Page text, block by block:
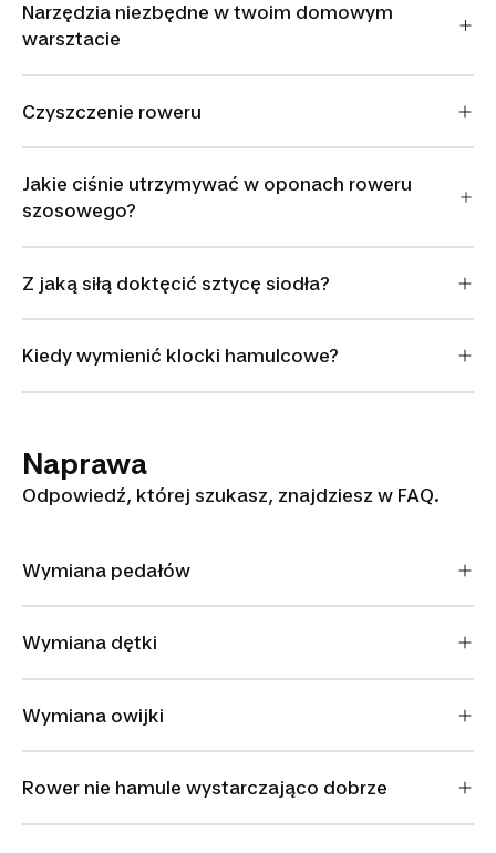
Narzędzia niezbędne w twoim domowym
warsztacie
Czyszczenie roweru
Jakie ciśnie utrzymywać w oponach roweru
szosowego?
Z jaką siłą doktęcić sztycę siodła?
Kiedy wymienić klocki hamulcowe?
Naprawa
Odpowiedź, której szukasz, znajdziesz w FAQ.
Wymiana pedałów
Wymiana dętki
Wymiana owijki
Rower nie hamule wystarczająco dobrze